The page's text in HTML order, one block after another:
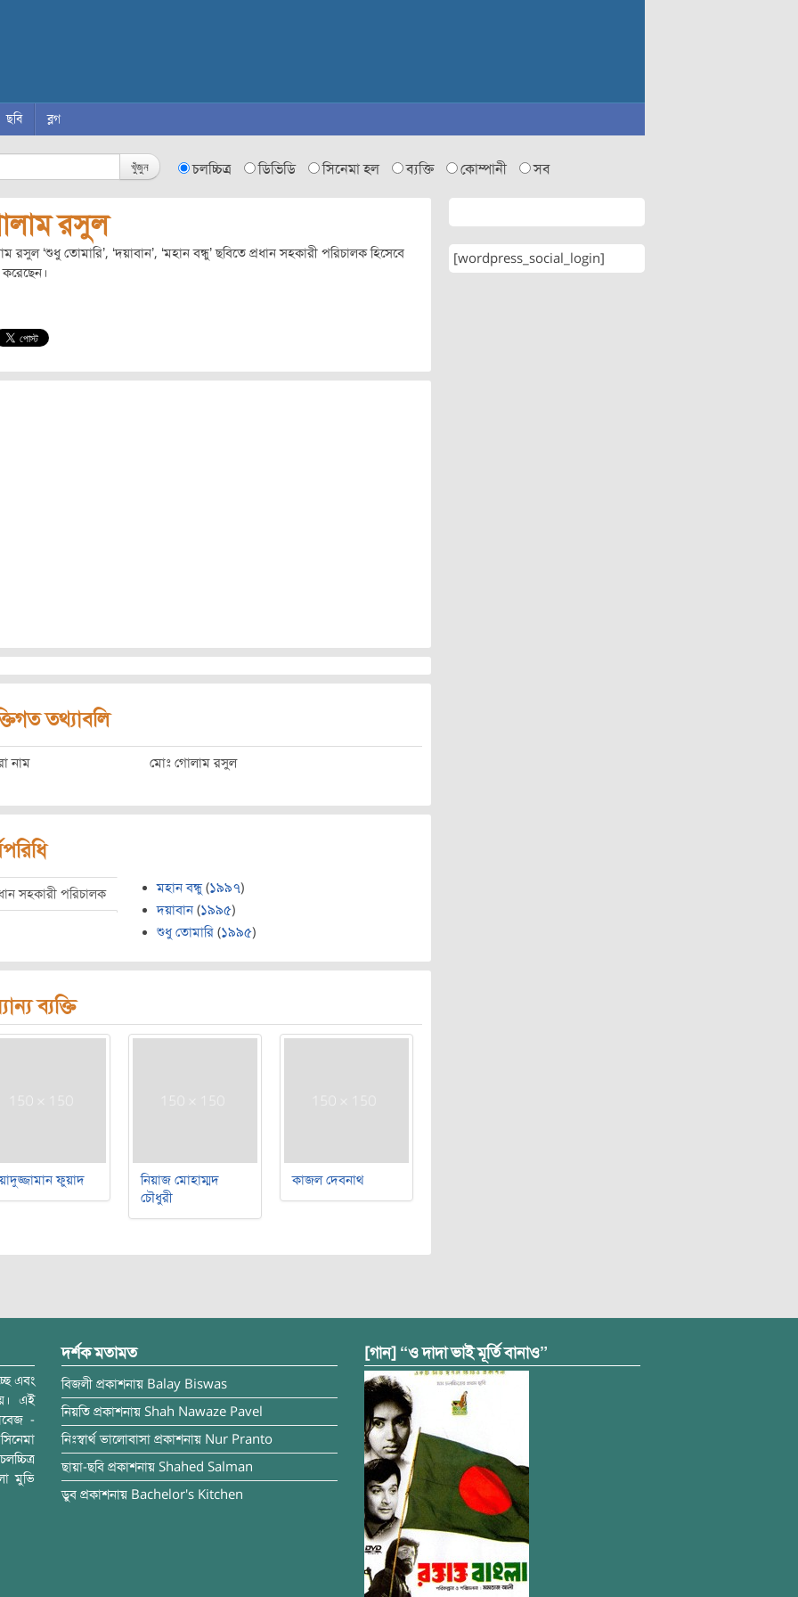
ছবি ব্লগ
খুঁজুন চলচ্চিত্র ডিভিডি সিনেমা হল ব্যক্তি কোম্পানী সব
রসুল
রসুল ‘শুধু তোমারি’, ‘দয়াবান’, ‘মহান বন্ধু’ ছবিতে প্রধান সহকারী পরিচালক হিসেবে
তথ্যাবলি
নাম মোঃ গোলাম রসুল
সহকারী পরিচালক মহান বন্ধু(১৯৯৭)
দয়াবান (১৯৯৫)
শুধু তোমারি (১৯৯৫)
ব্যক্তি
ফুয়াদ
নিয়াজ মোহাম্মদ
চৌধুরী
কাজল দেবনাথ
[wordpress_social_login]
এবং
এই
-
মুভি
দর্শক মতামত
বিজলী প্রকাশনায় Balay Biswas
নিয়তি প্রকাশনায় Shah Nawaze Pavel
নিঃস্বার্থ ভালোবাসা প্রকাশনায় Nur Pranto
ছায়া-ছবি প্রকাশনায় Shahed Salman
ডুব প্রকাশনায় Bachelor's Kitchen
[গান] “ও দাদা ভাই মূর্তি বানাও”